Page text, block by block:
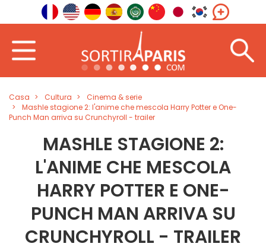
Casa Cultura
Cinema & serie
Mashle stagione 2: l'anime che mescola Harry Potter e One-
Punch Man arriva su Crunchyroll - trailer
MASHLE STAGIONE 2:
L'ANIME CHE MESCOLA
HARRY POTTER E ONE-
PUNCH MAN ARRIVA SU
CRUNCHYROLL - TRAILER